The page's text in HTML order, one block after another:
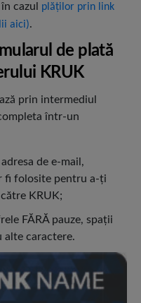
cazul plăţilor prin link
aici).
de plată
KRUK
prin intermediul
într-un
de e-mail,
fi folosite pentru a-ţi
KRUK;
FĂRĂ pauze, spaţii
alte caractere.